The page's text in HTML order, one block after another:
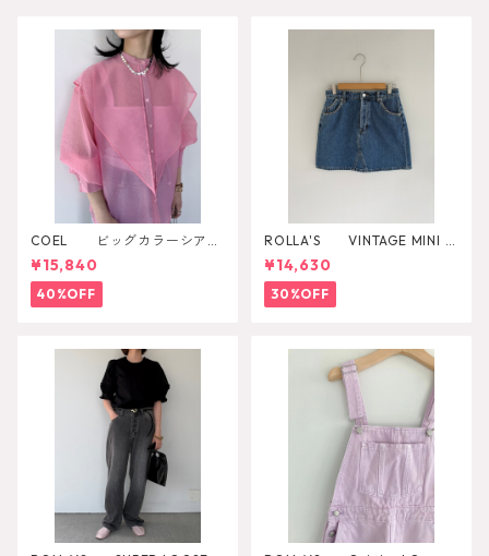
COEL ビッグカラーシアー
シャツ
¥15,840
40%OFF
ROLLA'S VINTAGE MINI D
AZZLER
¥14,630
30%OFF